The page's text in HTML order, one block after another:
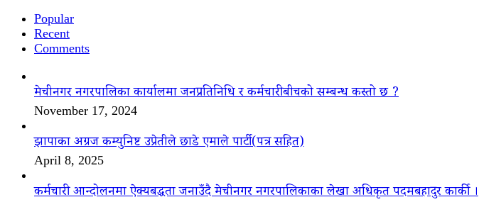
Popular
Recent
Comments
मेचीनगर नगरपालिका कार्यालमा जनप्रतिनिधि र कर्मचारीबीचको सम्बन्ध कस्तो छ ?
November 17, 2024
झापाका अग्रज कम्युनिष्ट उप्रेतीले छाडे एमाले पार्टी(पत्र सहित)
April 8, 2025
कर्मचारी आन्दोलनमा ऐक्यबद्धता जनाउँदै मेचीनगर नगरपालिकाका लेखा अधिकृत पदमबहादुर कार्की ।